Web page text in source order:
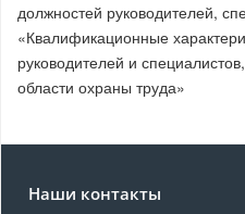
должностей руководителей,
«Квалификационные
руководителей и
области охраны труда»
Наши контакты